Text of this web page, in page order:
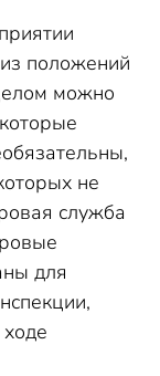
положений
можно
не
служба
для